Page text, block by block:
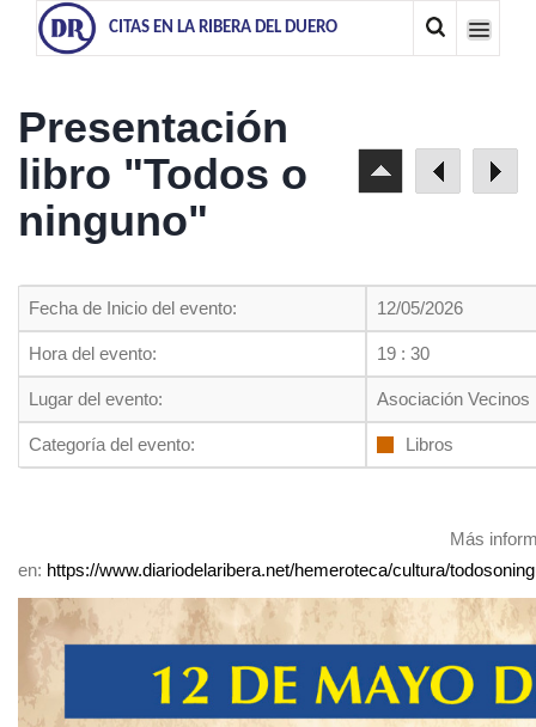
CITAS EN LA RIBERA DEL DUERO
Presentación
libro "Todos o
ninguno"
Fecha de Inicio del evento: 12/05/2026
Hora del evento: 19 : 30
Lugar del evento: Asociación Vecinos
Categoría del evento: Libros
Más
en: https://www.diariodelaribera.net/hemeroteca/cultura/